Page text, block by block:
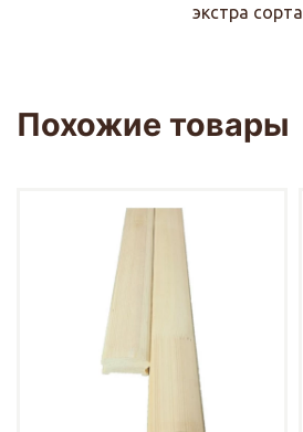
экстра сорта
Похожие товары